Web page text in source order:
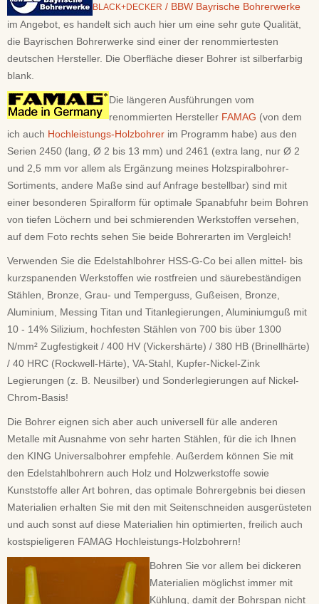
BLACK+DECKER / BBW Bayrische Bohrerwerke
im Angebot, es handelt sich auch hier um eine sehr gute Qualität,
die Bayrischen Bohrerwerke sind einer der renommiertesten
deutschen Hersteller. Die Oberfläche dieser Bohrer ist silberfarbig
blank.
Die längeren Ausführungen vom
renommierten Hersteller FAMAG (von dem
ich auch Hochleistungs-Holzbohrer im Programm habe) aus den
Serien 2450 (lang, Ø 2 bis 13 mm) und 2461 (extra lang, nur Ø 2
und 2,5 mm vor allem als Ergänzung meines Holzspiralbohrer-
Sortiments, andere Maße sind auf Anfrage bestellbar) sind mit
einer besonderen Spiralform für optimale Spanabfuhr beim Bohren
von tiefen Löchern und bei schmierenden Werkstoffen versehen,
auf dem Foto rechts sehen Sie beide Bohrerarten im Vergleich!
Verwenden Sie die Edelstahlbohrer HSS-G-Co bei allen mittel- bis
kurzspanenden Werkstoffen wie rostfreien und säurebeständigen
Stählen, Bronze, Grau- und Temperguss, Gußeisen, Bronze,
Aluminium, Messing Titan und Titanlegierungen, Aluminiumguß mit
10 - 14% Silizium, hochfesten Stählen von 700 bis über 1300
N/mm² Zugfestigkeit / 400 HV (Vickershärte) / 380 HB (Brinellhärte)
/ 40 HRC (Rockwell-Härte), VA-Stahl, Kupfer-Nickel-Zink
Legierungen (z. B. Neusilber) und Sonderlegierungen auf Nickel-
Chrom-Basis!
Die Bohrer eignen sich aber auch universell für alle anderen
Metalle mit Ausnahme von sehr harten Stählen, für die ich Ihnen
den KING Universalbohrer empfehle. Außerdem können Sie mit
den Edelstahlbohrern auch Holz und Holzwerkstoffe sowie
Kunststoffe aller Art bohren, das optimale Bohrergebnis bei diesen
Materialien erhalten Sie mit den mit Seitenschneiden ausgerüsteten
und auch sonst auf diese Materialien hin optimierten, freilich auch
kostspieligeren FAMAG Hochleistungs-Holzbohrern!
Bohren Sie vor allem bei dickeren
Materialien möglichst immer mit
Kühlung, damit der Bohrspan nicht